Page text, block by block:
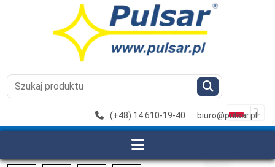
(+48) 14 610-19-40 biuro@pulsar.pl